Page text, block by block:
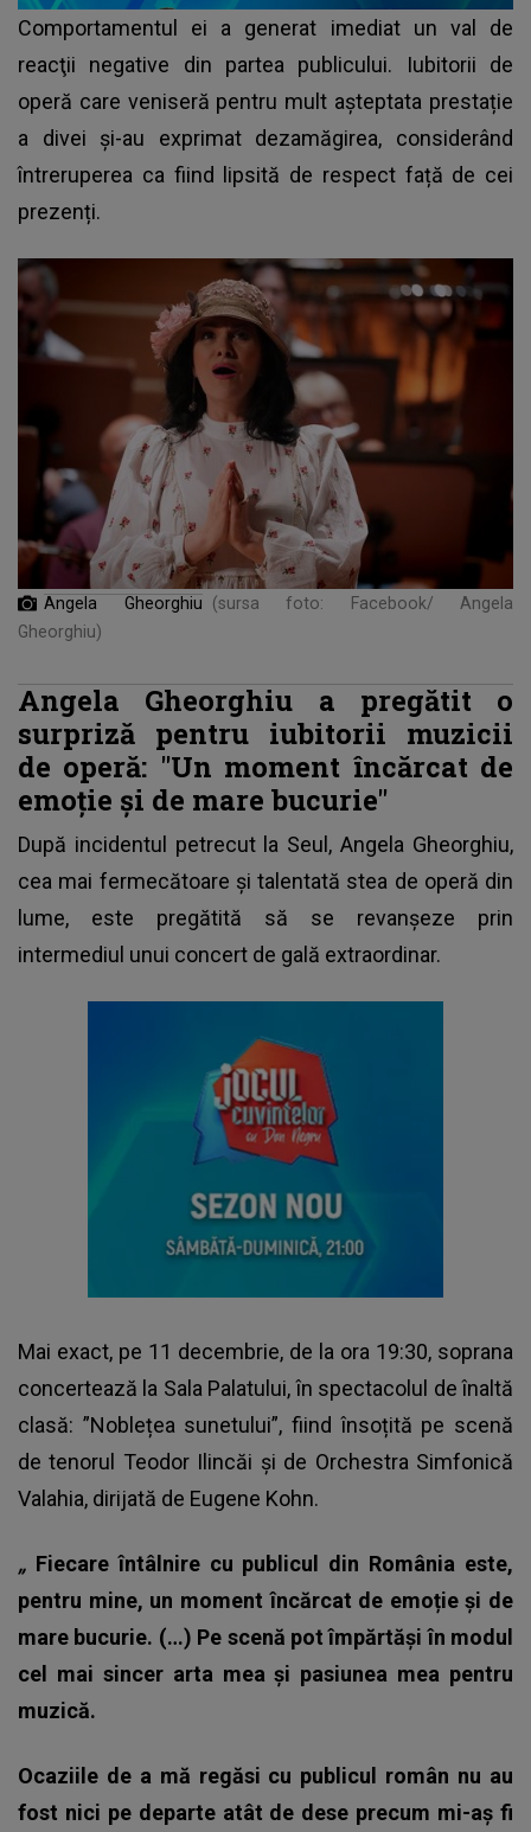
Comportamentul ei a generat imediat un val de
reacţii negative din partea publicului. Iubitorii de
operă care veniseră pentru mult aşteptata prestație
a divei şi-au exprimat dezamăgirea, considerând
întreruperea ca fiind lipsită de respect față de cei
prezenți.
Angela Gheorghiu
(sursa foto: Facebook/ Angela
Gheorghiu)
Angela Gheorghiu a pregătit o
surpriză pentru iubitorii muzicii
de operă: "Un moment încărcat de
emoție și de mare bucurie"
După incidentul petrecut la Seul,Angela Gheorghiu,
cea mai fermecătoare și talentată stea de operă din
lume, este pregătită să se revanșeze prin
intermediul unui concert de gală extraordinar.
Mai exact, pe 11 decembrie, de la ora 19:30, soprana
concertează la Sala Palatului, în spectacolul de înaltă
clasă: ”Noblețea sunetului”, fiind însoțită pe scenă
de tenorul Teodor Ilincăi și de Orchestra Simfonică
Valahia, dirijată de Eugene Kohn.
„ Fiecare întâlnire cu publicul din România este,
pentru mine, un moment încărcat de emoție și de
mare bucurie. (…) Pe scenă pot împărtăși în modul
cel mai sincer arta mea și pasiunea mea pentru
muzică.
Ocaziile de a mă regăsi cu publicul român nu au
fost nici pe departe atât de dese precum mi-aș fi